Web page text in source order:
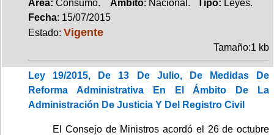
Area: Consumo. Ambito: Nacional. Tipo: Leyes.
Fecha: 15/07/2015
Estado: Vigente
Tamaño:1 kb
Ley 19/2015, De 13 De Julio, De Medidas De
Reforma Administrativa En El Ámbito De La
Administración De Justicia Y Del Registro Civil
El Consejo de Ministros acordó el 26 de octubre